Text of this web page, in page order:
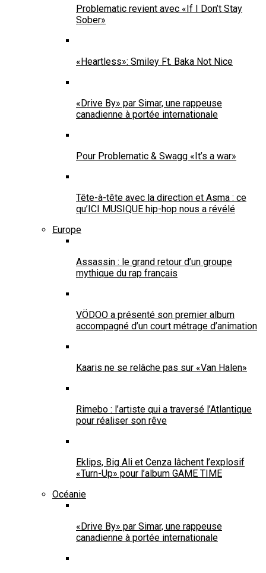
Problematic revient avec «If I Don’t Stay
Sober»
«Heartless»: Smiley Ft. Baka Not Nice
«Drive By» par Simar, une rappeuse
canadienne à portée internationale
Pour Problematic & Swagg «It’s a war»
Tête-à-tête avec la direction et Asma : ce
qu’ICI MUSIQUE hip-hop nous a révélé
Europe
Assassin : le grand retour d’un groupe
mythique du rap français
VÖDOO a présenté son premier album
accompagné d’un court métrage d’animation
Kaaris ne se relâche pas sur «Van Halen»
Rimebo : l’artiste qui a traversé l’Atlantique
pour réaliser son rêve
Eklips, Big Ali et Cenza lâchent l’explosif
«Turn-Up» pour l’album GAME TIME
Océanie
«Drive By» par Simar, une rappeuse
canadienne à portée internationale